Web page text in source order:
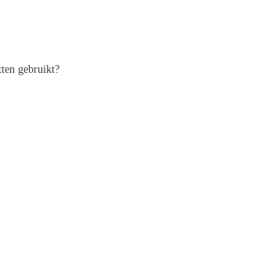
gebruikt?